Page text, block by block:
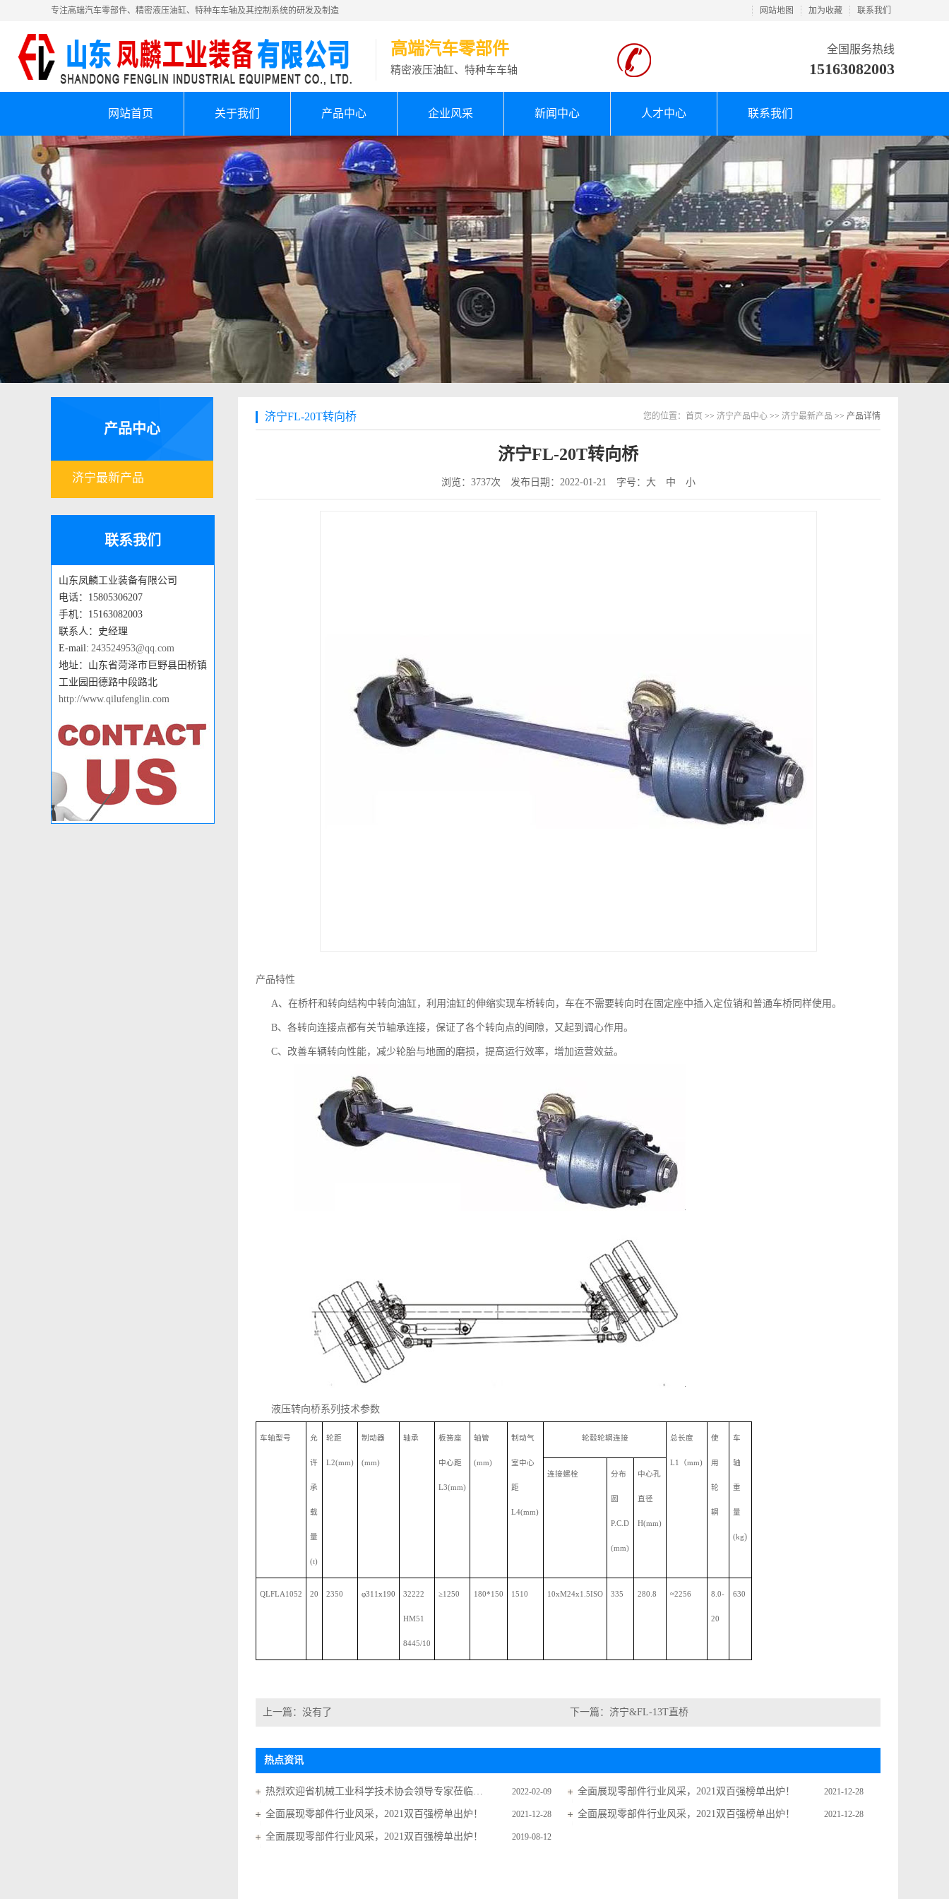
专注高端汽车零部件、精密液压油缸、特种车车轴及其控制系统的研发及制造 网站地图 加为收藏 联系我们
高端汽车零部件
精密液压油缸、特种车车轴
全国服务热线
15163082003
网站首页 关于我们 产品中心 企业风采 新闻中心 人才中心 联系我们
产品中心
济宁最新产品
联系我们
山东凤麟工业装备有限公司
电话：15805306207
手机：15163082003
联系人：史经理
E-mail: 243524953@qq.com
地址：山东省菏泽市巨野县田桥镇
工业园田德路中段路北
http://www.qilufenglin.com
济宁FL-20T转向桥 您的位置： 首页 >> 济宁产品中心 >> 济宁最新产品 >> 产品详情
济宁FL-20T转向桥
浏览：3737次 发布日期：2022-01-21 字号： 大 中 小
产品特性
A、在桥杆和转向结构中转向油缸，利用油缸的伸缩实现车桥转向，车在不需要转向时在固定座中插入定位销和普通车桥同样使用。
B、各转向连接点都有关节轴承连接，保证了各个转向点的间隙，又起到调心作用。
C、改善车辆转向性能，减少轮胎与地面的磨损，提高运行效率，增加运营效益。
液压转向桥系列技术参数
车轴型号 允
许
承
载
量
(t)
轮距
L2(mm)
制动器
(mm)
轴承 板簧座
中心距
L3(mm)
轴管
(mm)
制动气
室中心
距
L4(mm)
轮毂轮辋连接 总长度
L1 （mm)
使
用
轮
辋
车
轴
重
量
(kg)
连接螺栓 分布
圆
P.C.D
(mm)
中心孔
直径
H(mm)
QLFLA1052 20 2350 φ311x190 32222
HM51
8445/10
≥1250 180*150 1510 10xM24x1.5ISO 335 280.8 ≈2256 8.0-
20
630
上一篇：没有了 下一篇： 济宁&FL-13T直桥
热点资讯
2022-02-09
热烈欢迎省机械工业科学技术协会领导专家莅临凤麟工业调研指导工作 2021-12-28
全面展现零部件行业风采，2021双百强榜单出炉！
2021-12-28
全面展现零部件行业风采，2021双百强榜单出炉！ 2021-12-28
全面展现零部件行业风采，2021双百强榜单出炉！
2019-08-12
全面展现零部件行业风采，2021双百强榜单出炉！